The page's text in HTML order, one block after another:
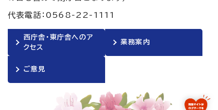
代表電話：0568-22-1111
西庁舎・東庁舎へのア
クセス
業務案内
ご意見